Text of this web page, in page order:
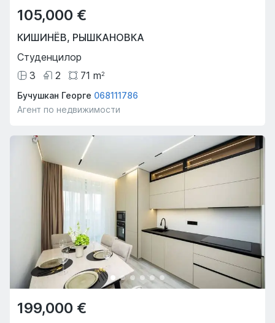
105,000 €
КИШИНЁВ, РЫШКАНОВКА
Студенцилор
3
2 71 m2
Бучушкан Георге 068111786
Агент по недвижимости
199,000 €